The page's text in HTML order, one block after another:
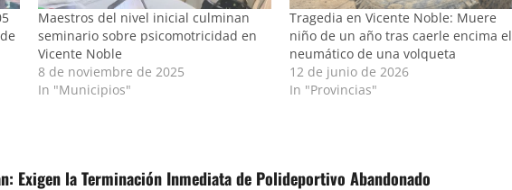
Maestros del nivel inicial culminan
seminario sobre psicomotricidad en
Vicente Noble
8 de noviembre de 2025
In "Municipios"
Tragedia en Vicente Noble: Muere
niño de un año tras caerle encima el
neumático de una volqueta
12 de junio de 2026
In "Provincias"
Exigen la Terminación Inmediata de Polideportivo Abandonado